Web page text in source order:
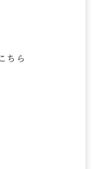
ちら